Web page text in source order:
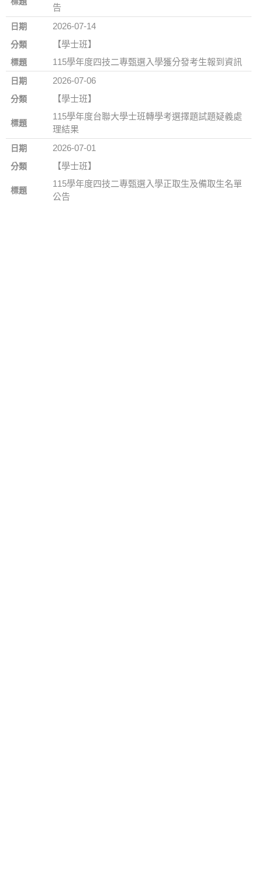
告
2026-07-14
【學士班】
115學年度四技二專甄選入學獲分發考生報到資訊
2026-07-06
【學士班】
115學年度台聯大學士班轉學考選擇題試題疑義處
理結果
2026-07-01
【學士班】
115學年度四技二專甄選入學正取生及備取生名單
公告